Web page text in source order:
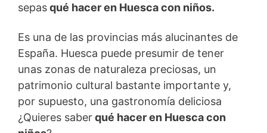
sepasqué hacer en Huesca con niños.
Es una de las provincias más alucinantes de
España. Huesca puede presumir de tener
unas zonas de naturaleza preciosas, un
patrimonio cultural bastante importante y,
por supuesto, una gastronomía deliciosa
¿Quieres saberqué hacer en Huesca con